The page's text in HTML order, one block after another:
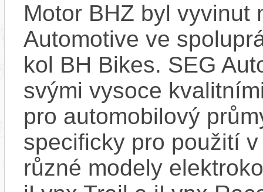
Motor BHZ byl vyvinut
Automotive ve
kol BH Bikes. SEG
svými vysoce
pro automobilový
specificky pro použití
různé modely